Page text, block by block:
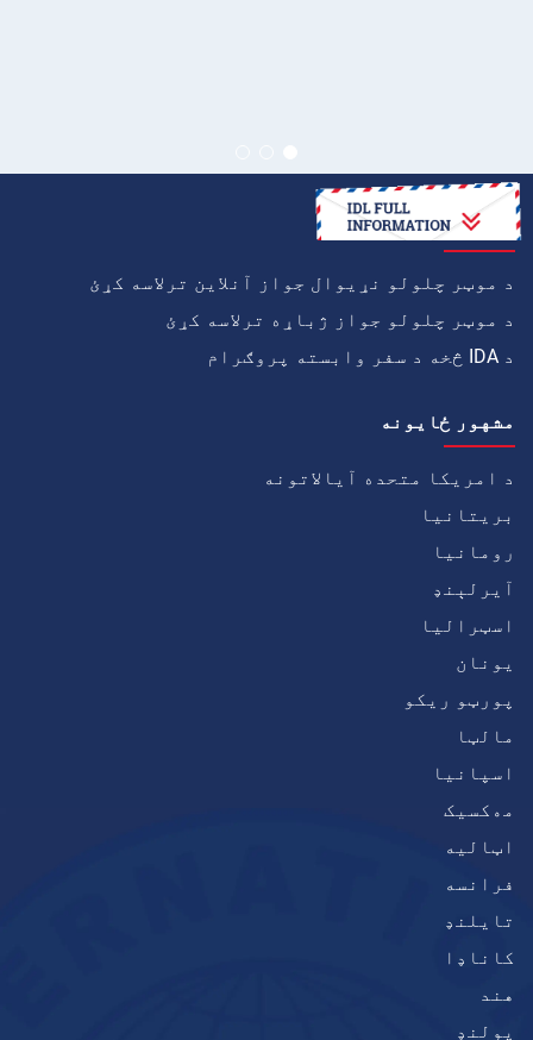
څنګه
د موټر چلولو نړیوال جواز آنلاین ترلاسه کړئ
د موټر چلولو جواز ژباړه ترلاسه کړئ
د IDA څخه د سفر وابسته پروګرام
مشهور ځايونه
د امریکا متحده آیالاتونه
بریتانیا
رومانیا
آيرلېنډ
اسټرالیا
يونان
پورټو ریکو
مالټا
اسپانیا
مەکسیک
اټاليه
فرانسه
تایلنډ
کاناډا
هند
پولنډ